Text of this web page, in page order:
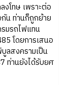
งโทษ เพราะต่อ
น ท่านก็ถูกย้าย
มรถไฟแทน
โดยการเสนอ
ลสงครามเป็น
ท่านยังได้รับยศ